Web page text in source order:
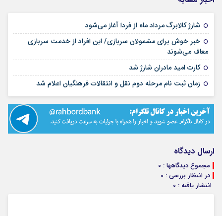
شارژ کالابرگ مرداد ماه از فردا آغاز می‌شود
خبر خوش برای مشمولان سربازی/ این افراد از خدمت سربازی
معاف می‌شوند
کارت امید مادران شارژ شد
زمان ثبت نام مرحله دوم نقل و انتقالات فرهنگیان اعلام شد
ارسال دیدگاه
مجموع دیدگاهها : 0
در انتظار بررسی : 0
انتشار یافته : 0